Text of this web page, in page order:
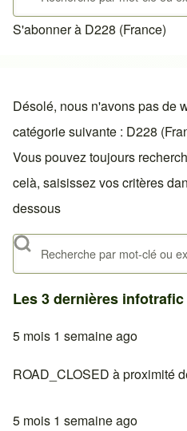
S'abonner à D228 (France)
Désolé, nous n'avons pas de
catégorie suivante : D228
Vous pouvez toujours
celà, saisissez vos critères
dessous
Rechercher
Les 3 dernières
5 mois 1 semaine ago
ROAD_CLOSED à proximité
5 mois 1 semaine ago